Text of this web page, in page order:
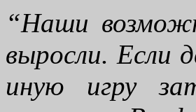
“Наши
выросли. Если
иную игру